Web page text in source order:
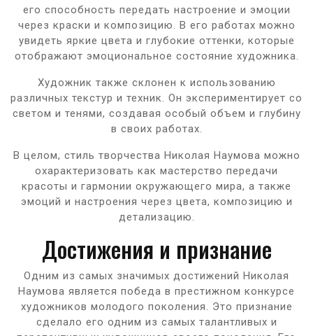
его способность передать настроение и эмоции
через краски и композицию. В его работах можно
увидеть яркие цвета и глубокие оттенки, которые
отображают эмоциональное состояние художника.
Художник также склонен к использованию
различных текстур и техник. Он экспериментирует со
светом и тенями, создавая особый объем и глубину
в своих работах.
В целом, стиль творчества Николая Наумова можно
охарактеризовать как мастерство передачи
красоты и гармонии окружающего мира, а также
эмоций и настроения через цвета, композицию и
детализацию.
Достижения и признание
Одним из самых значимых достижений Николая
Наумова является победа в престижном конкурсе
художников молодого поколения. Это признание
сделало его одним из самых талантливых и